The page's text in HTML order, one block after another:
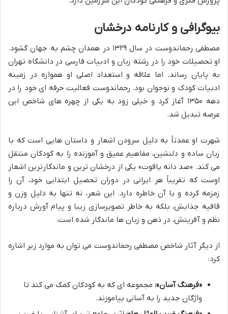
بیوگرافی و کارنامه درخشان
مصطفی رحماندوست در سال ۱۳۲۹ در همدان چشم به جهان گشود.
او تحصیلات خود را در رشته زبان و ادبیات فارسی در دانشگاه تهران
به پایان رساند. اما علاقه و استعداد اصلی او همواره در زمینه
ادبیات کودک و نوجوان بود. رحماندوست فعالیت حرفه ای خود را در
دهه ۱۳۵۰ آغاز کرد و خیلی زود به یکی از چهره های شاخص این
عرصه تبدیل شد.
شهرت او عمدتاً به دلیل سرودن اشعار و داستان هایی است که با
زبان ساده و دلنشین، مفاهیم عمیق و آموزنده را به کودکان منتقل
می کند. «صد دانه یاقوت» یکی از درخشان ترین و ماندگارترین اشعار
اوست که تقریباً هر ایرانی در دوران تحصیل ابتدایی خود، آن را
زمزمه کرده و با آن خاطره دارد. این شعر، نه تنها به دلیل وزن و
قافیه جذابش، بلکه به خاطر تصویرسازی زیبا و پیام آورش درباره
نظم و آفرینش، در ذهن و زبان ها ماندگار شده است.
از دیگر آثار شاخص مصطفی رحماندوست می توان به موارد زیر اشاره
کرد:
«فرهنگ آسان»: مجموعه ای که به کودکان کمک می کند تا
واژگان جدید را به آسانی بیاموزند.